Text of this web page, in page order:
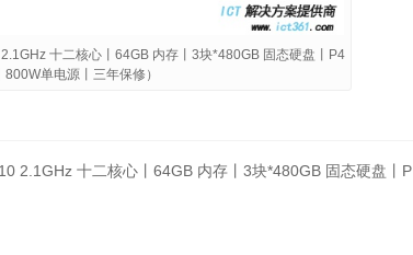
十二核心丨64GB 内存丨3块*480GB 固态硬盘丨P4
单电源丨三年保修）
2.1GHz 十二核心丨64GB 内存丨3块*480GB 固态硬盘丨P